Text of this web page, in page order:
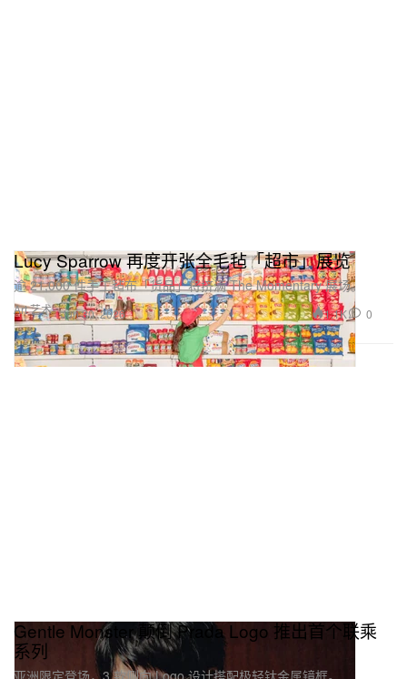
Art 艺术
Lucy Sparrow 再度开张全毛毡「超市」展览
逾 21,000 件手工毡布「货品」将挤满 The Momentary 展场。
Jun 30, 2026 1.1K 0
Gentle Monster 颠倒 Prada Logo 推出首个联乘
系列
亚洲限定登场，3 款侧向 Logo 设计搭配极轻钛金属镜框。